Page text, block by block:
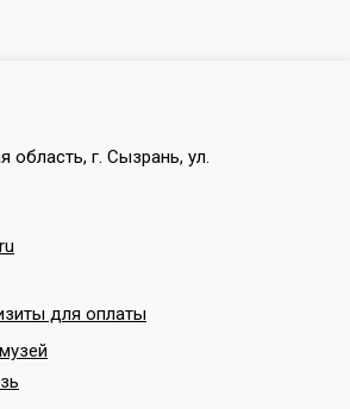
область, г. Сызрань, ул.
для оплаты